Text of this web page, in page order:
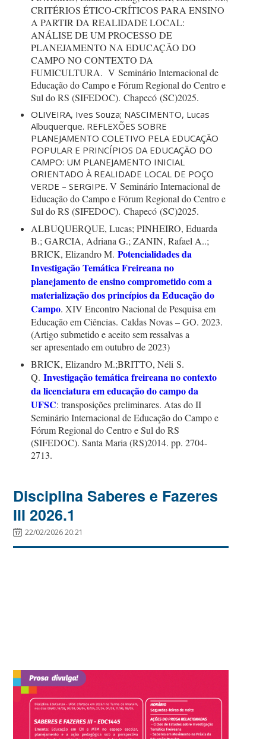
CRITÉRIOS ÉTICO-CRÍTICOS PARA ENSINO
A PARTIR DA REALIDADE LOCAL:
ANÁLISE DE UM PROCESSO DE
PLANEJAMENTO NA EDUCAÇÃO DO
CAMPO NO CONTEXTO DA
FUMICULTURA. V Seminário Internacional de
Educação do Campo e Fórum Regional do Centro e
Sul do RS (SIFEDOC). Chapecó (SC)2025.
OLIVEIRA, Ives Souza; NASCIMENTO, Lucas
Albuquerque. REFLEXÕES SOBRE
PLANEJAMENTO COLETIVO PELA EDUCAÇÃO
POPULAR E PRINCÍPIOS DA EDUCAÇÃO DO
CAMPO: UM PLANEJAMENTO INICIAL
ORIENTADO À REALIDADE LOCAL DE POÇO
VERDE – SERGIPE.V Seminário Internacional de
Educação do Campo e Fórum Regional do Centro e
Sul do RS (SIFEDOC). Chapecó (SC)2025.
ALBUQUERQUE, Lucas; PINHEIRO, Eduarda
B.; GARCIA, Adriana G.; ZANIN, Rafael A..;
BRICK, Elizandro M.Potencialidades da
Investigação Temática Freireana no
planejamento de ensino comprometido com a
materialização dos princípios da Educação do
Campo. XIV Encontro Nacional de Pesquisa em
Educação em Ciências.Caldas Novas – GO. 2023.
(Artigo submetido e aceito sem ressalvas a
serapresentado em outubro de 2023)
BRICK, Elizandro M.;BRITTO, Néli S.
Q.Investigação temática freireana no contexto
da licenciatura em educação do campo da
UFSC: transposições preliminares. Atas do II
Seminário Internacional de Educação do Campo e
Fórum Regional do Centro e Sul do RS
(SIFEDOC). Santa Maria (RS)2014. pp. 2704-
2713.
Disciplina Saberes e Fazeres
III 2026.1
22/02/2026 20:21